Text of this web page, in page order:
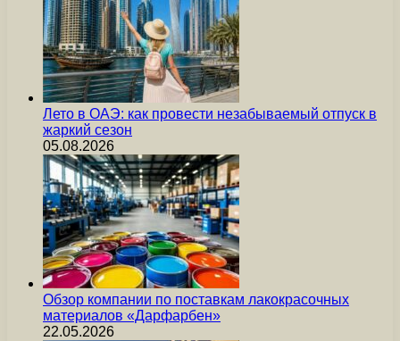
Лето в ОАЭ: как провести незабываемый отпуск в
жаркий сезон
05.08.2026
Обзор компании по поставкам лакокрасочных
материалов «Дарфарбен»
22.05.2026